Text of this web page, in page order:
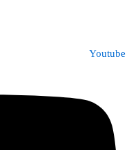
Youtube